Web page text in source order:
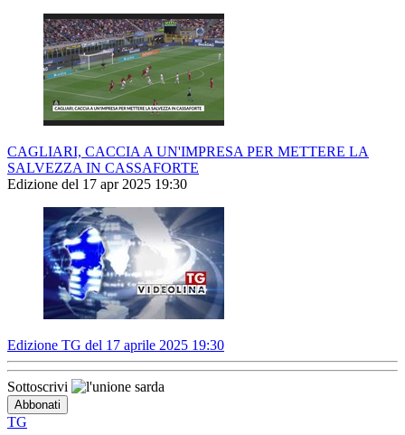
CAGLIARI, CACCIA A UN'IMPRESA PER METTERE LA
SALVEZZA IN CASSAFORTE
Edizione del 17 apr 2025 19:30
Edizione TG del 17 aprile 2025 19:30
Sottoscrivi
TG